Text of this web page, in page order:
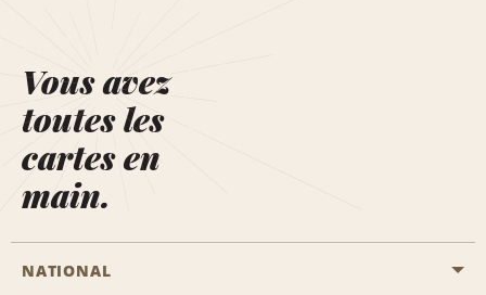
Vous avez
toutes les
cartes en
main.
NATIONAL